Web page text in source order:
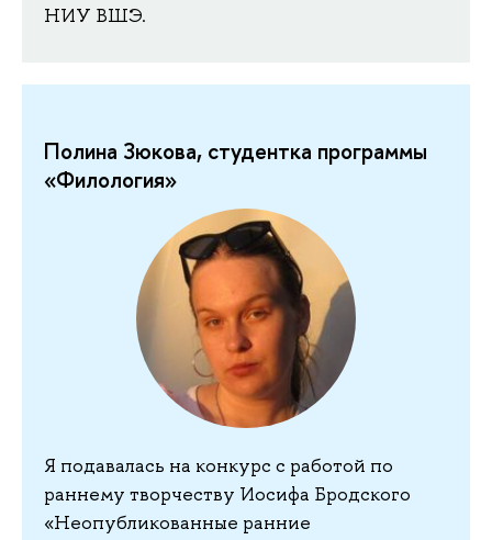
НИУ ВШЭ.
Полина Зюкова, студентка программы
«Филология»
Я подавалась на конкурс с работой по
раннему творчеству Иосифа Бродского
«Неопубликованные ранние